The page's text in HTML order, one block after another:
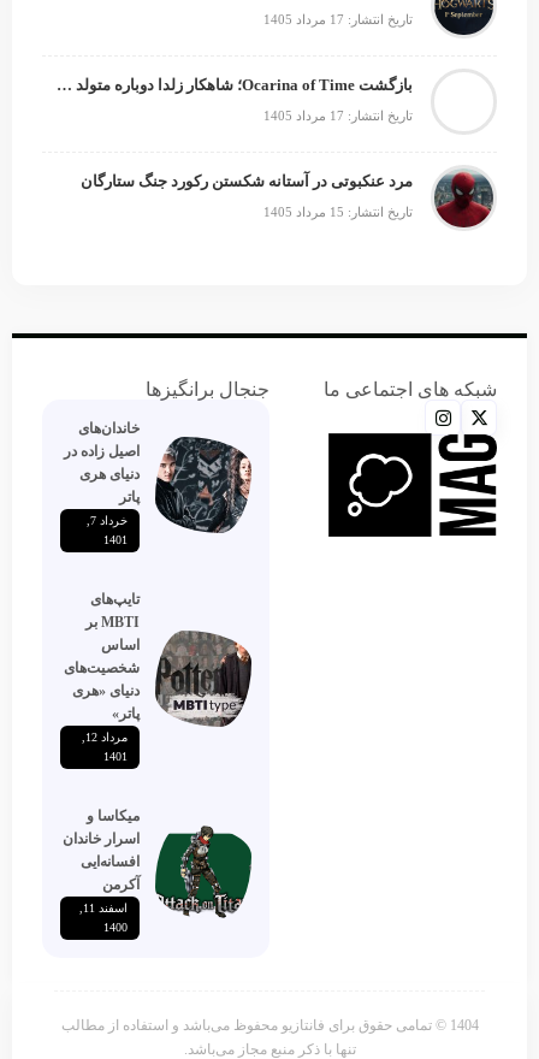
تاریخ انتشار: 17 مرداد 1405
بازگشت Ocarina of Time؛ شاهکار زلدا دوباره متولد می‌شود
تاریخ انتشار: 17 مرداد 1405
مرد عنکبوتی در آستانه شکستن رکورد جنگ ستارگان
تاریخ انتشار: 15 مرداد 1405
شبکه های اجتماعی ما جنجال برانگیزها
خاندان‌های
اصیل زاده‌ در
دنیای هری
پاتر
خرداد 7,
1401
تایپ‌های
MBTI بر
اساس
شخصیت‌های
دنیای «هری
پاتر»
مرداد 12,
1401
میکاسا و
اسرار خاندان
افسانه‌ایی
آکرمن
اسفند 11,
1400
1404 © تمامی حقوق برای فانتازیو محفوظ می‌باشد و استفاده از مطالب
تنها با ذکر منبع مجاز می‌باشد.